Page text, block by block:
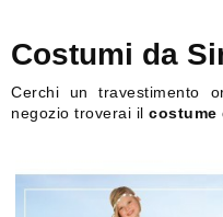
Costumi da
Cerchi un travestimento
negozio troverai il costume